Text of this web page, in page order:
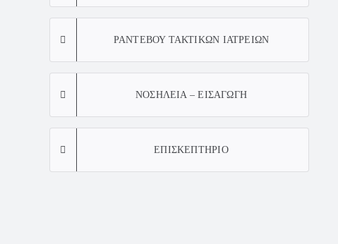
ΡΑΝΤΕΒΟΥ ΤΑΚΤΙΚΩΝ ΙΑΤΡΕΙΩΝ
ΝΟΣΗΛΕΙΑ – ΕΙΣΑΓΩΓΗ
ΕΠΙΣΚΕΠΤΗΡΙΟ